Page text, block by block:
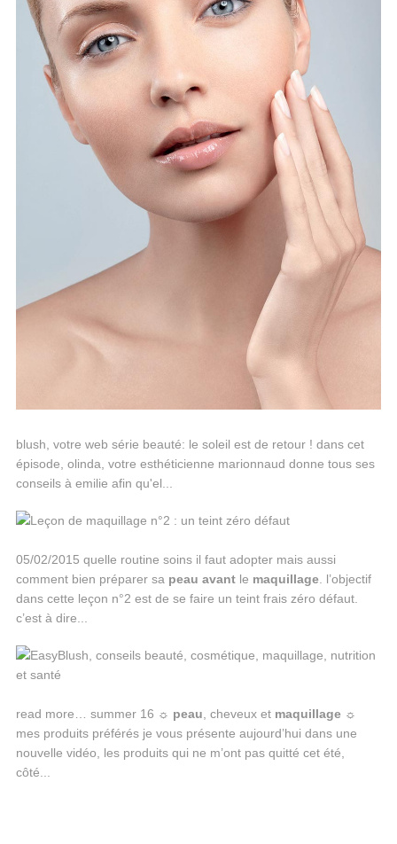
blush, votre web série beauté: le soleil est de retour ! dans cet
épisode, olinda, votre esthéticienne marionnaud donne tous ses
conseils à emilie afin qu'el...
05/02/2015 quelle routine soins il faut adopter mais aussi
comment bien préparer sa peau avantle maquillage. l’objectif
dans cette leçon n°2 est de se faire un teint frais zéro défaut.
c’est à dire...
read more… summer 16 ☼ peau, cheveux et maquillage☼
mes produits préférés je vous présente aujourd’hui dans une
nouvelle vidéo, les produits qui ne m’ont pas quitté cet été,
côté...